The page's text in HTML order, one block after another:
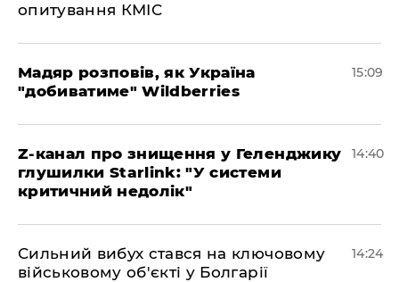
опитування КМІС
Мадяр розповів, як Україна
"добиватиме" Wildberries
15:09
Z-канал про знищення у Геленджику
глушилки Starlink: "У системи
критичний недолік"
14:40
Сильний вибух стався на ключовому
військовому об'єкті у Болгарії
14:24